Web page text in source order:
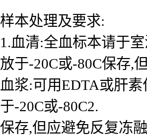
样本处理及要求:
1.血清:全血标本请于
放于-20C或-80C保存,
血浆:可用EDTA或肝
于-20C或-80C2.
保存,但应避免反复冻融